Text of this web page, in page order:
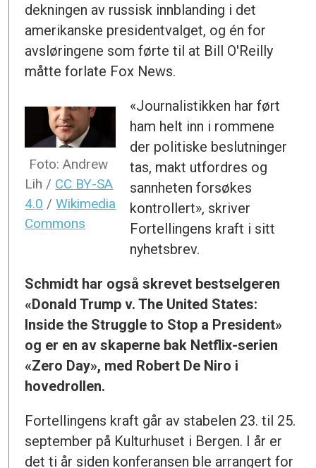
dekningen av russisk innblanding i det
amerikanske presidentvalget, og én for
avsløringene som førte til at Bill O'Reilly
måtte forlate Fox News.
Foto: Andrew
Lih / CC BY-SA
4.0 /Wikimedia
Commons
«Journalistikken har ført
ham helt inn i rommene
der politiske beslutninger
tas, makt utfordres og
sannheten forsøkes
kontrollert», skriver
Fortellingens kraft i sitt
nyhetsbrev.
Schmidt har også skrevet bestselgeren
«Donald Trump v. The United States:
Inside the Struggle to Stop a President»
og er en av skaperne bak Netflix-serien
«Zero Day», med Robert De Niro i
hovedrollen.
Fortellingens kraft går av stabelen 23. til 25.
september på Kulturhuset i Bergen. I år er
det ti år siden konferansen ble arrangert for